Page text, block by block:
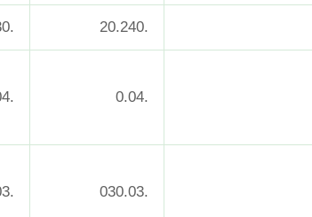
.20.240
.230.230
.0.04
.0.04
.030.03
.030.03